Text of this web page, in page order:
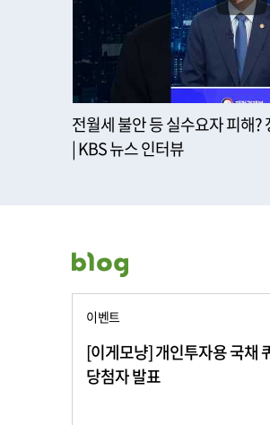
전월세 불안 등 실수요자 피해?
| KBS 뉴스 인터뷰
이벤트
[이게모냥] 개인투자용 국채
당첨자 발표